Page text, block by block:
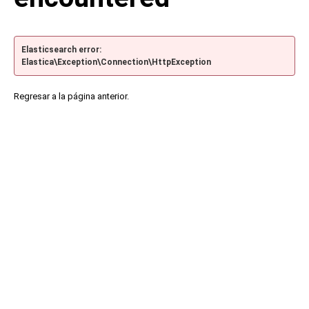
Elasticsearch error:
Elastica\Exception\Connection\HttpException
Regresar a la página anterior.